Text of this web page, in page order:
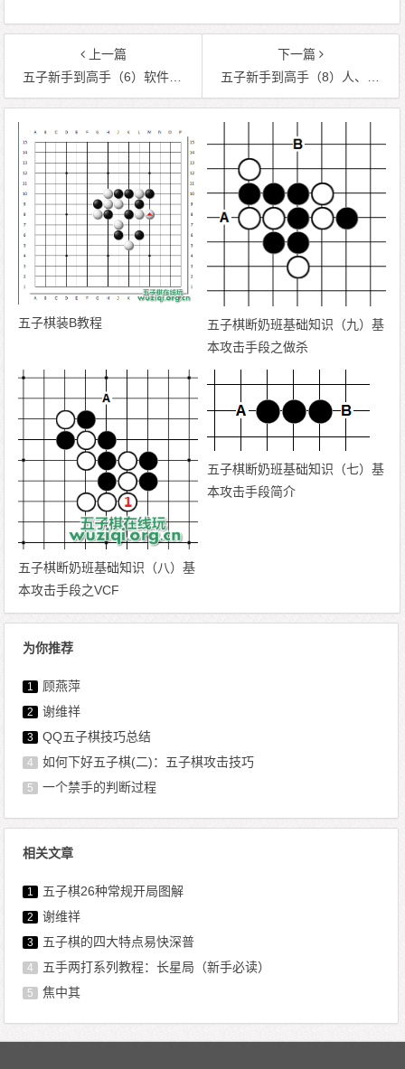
上一篇
五子新手到高手（6）软件进阶
下一篇
五子新手到高手（8）人、软、谱进阶
五子棋装B教程
五子棋断奶班基础知识（九）基
本攻击手段之做杀
五子棋断奶班基础知识（八）基
本攻击手段之VCF
五子棋断奶班基础知识（七）基
本攻击手段简介
为你推荐
1 顾燕萍
2 谢维祥
3 QQ五子棋技巧总结
4 如何下好五子棋(二)：五子棋攻击技巧
5 一个禁手的判断过程
相关文章
1 五子棋26种常规开局图解
2 谢维祥
3 五子棋的四大特点易快深普
4 五手两打系列教程：长星局（新手必读）
5 焦中其
文章导航